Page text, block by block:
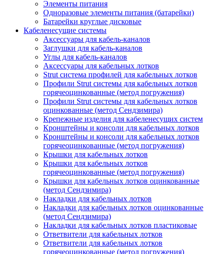
Элементы питания
Одноразовые элементы питания (батарейки)
Батарейки круглые дисковые
Кабеленесущие системы
Аксессуары для кабель-каналов
Заглушки для кабель-каналов
Углы для кабель-каналов
Аксессуары для кабельных лотков
Strut система профилей для кабельных лотков
Профили Strut системы для кабельных лотков
горячеоцинкованные (метод погружения)
Профили Strut системы для кабельных лотков
оцинкованные (метод Сендзимира)
Крепежные изделия для кабеленесущих систем
Кронштейны и консоли для кабельных лотков
Кронштейны и консоли для кабельных лотков
горячеоцинкованные (метод погружения)
Крышки для кабельных лотков
Крышки для кабельных лотков
горячеоцинкованные (метод погружения)
Крышки для кабельных лотков оцинкованные
(метод Сендзимира)
Накладки для кабельных лотков
Накладки для кабельных лотков оцинкованные
(метод Сендзимира)
Накладки для кабельных лотков пластиковые
Ответвители для кабельных лотков
Ответвители для кабельных лотков
горячеоцинкованные (метод погружения)